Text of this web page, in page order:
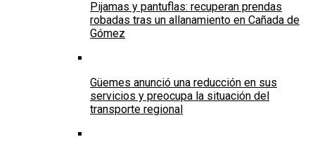
Pijamas y pantuflas: recuperan prendas
robadas tras un allanamiento en Cañada de
Gómez
Güemes anunció una reducción en sus
servicios y preocupa la situación del
transporte regional